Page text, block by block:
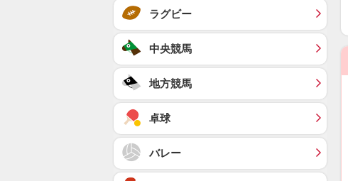
ラグビー
中央競馬
地方競馬
卓球
バレー